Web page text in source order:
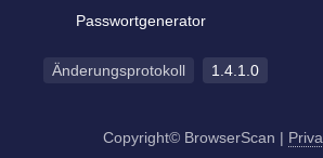
Passwortgenerator
Änderungsprotokoll 1.4.1.0
Copyright© BrowserScan |